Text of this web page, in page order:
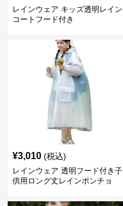
レインウェア キッズ透明レイン
コートフード付き
¥3,010 (税込)
レインウェア 透明フード付き子
供用ロング丈レインポンチョ